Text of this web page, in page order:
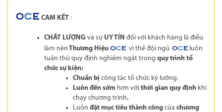
OCE CAM KẾT :
CHẤT LƯỢNG và sự UY TÍN đối với khách hàng là điều
làm nên Thương Hiệu OC E vì thế đội ngũ OC E
luôn
tuân thủ quy định nghiêm ngặt trong quy trình tổ
chức sự kiện:
Chuẩn bị công tác tổ chức kỹ lưỡng.
Luôn đến sớm hơn với thời gian quy định khi
chạy chương trình.
Luôn đặt mục tiêu thành công của chương